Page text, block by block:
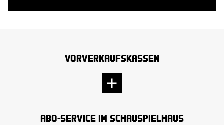
Vorverkaufskassen
Abo-Service im Schauspielhaus